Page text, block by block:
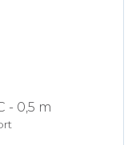
- 0,5 m